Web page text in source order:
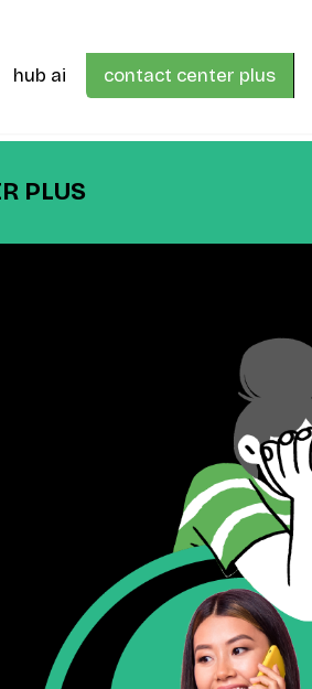
hub ai contact center plus
PLUS